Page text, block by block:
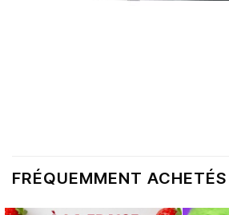
FRÉQUEMMENT